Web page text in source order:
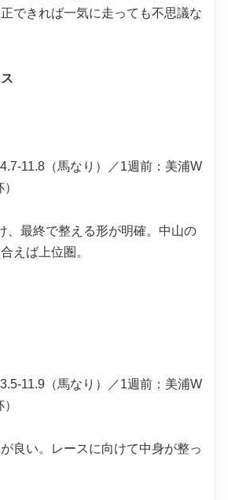
できれば一気に走っても不思議な
11.8（馬なり）／1週前：美浦W
、最終で整える形が明確。中山の
えば上位圏。
11.9（馬なり）／1週前：美浦W
良い。レースに向けて中身が整っ